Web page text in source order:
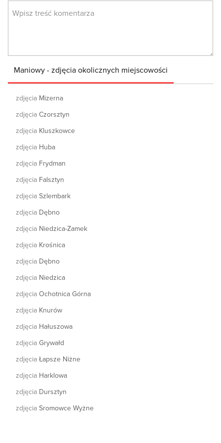
Maniowy - zdjęcia okolicznych miejscowości
zdjęcia Mizerna
zdjęcia Czorsztyn
zdjęcia Kluszkowce
zdjęcia Huba
zdjęcia Frydman
zdjęcia Falsztyn
zdjęcia Szlembark
zdjęcia Dębno
zdjęcia Niedzica-Zamek
zdjęcia Krośnica
zdjęcia Dębno
zdjęcia Niedzica
zdjęcia Ochotnica Górna
zdjęcia Knurów
zdjęcia Hałuszowa
zdjęcia Grywałd
zdjęcia Łapsze Niżne
zdjęcia Harklowa
zdjęcia Dursztyn
zdjęcia Sromowce Wyżne